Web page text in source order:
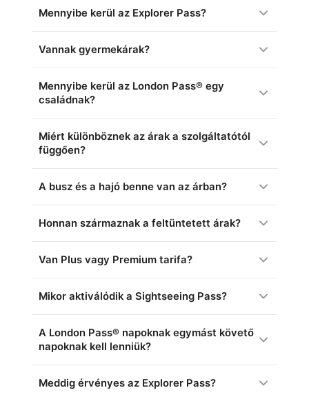
Mennyibe kerül az Explorer Pass?
Vannak gyermekárak?
Mennyibe kerül az London Pass® egy
családnak?
Miért különböznek az árak a szolgáltatótól
függően?
A busz és a hajó benne van az árban?
Honnan származnak a feltüntetett árak?
Van Plus vagy Premium tarifa?
Mikor aktiválódik a Sightseeing Pass?
A London Pass® napoknak egymást követő
napoknak kell lenniük?
Meddig érvényes az Explorer Pass?